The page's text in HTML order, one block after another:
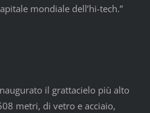
mondiale dell’hi-tech.”
il grattacielo più alto
metri, di vetro e acciaio,